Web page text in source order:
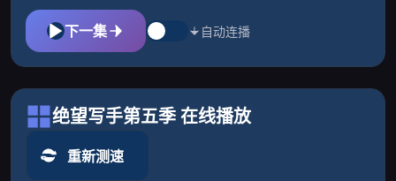
下一集 自动连播
绝望写手第五季 在线播放
重新测速